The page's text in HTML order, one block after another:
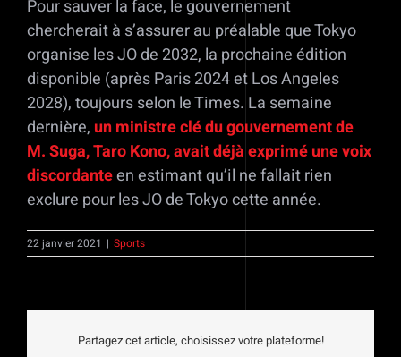
Pour sauver la face, le gouvernement
chercherait à s’assurer au préalable que Tokyo
organise les JO de 2032, la prochaine édition
disponible (après Paris 2024 et Los Angeles
2028), toujours selon le Times. La semaine
dernière, un ministre clé du gouvernement de
M. Suga, Taro Kono, avait déjà exprimé une voix
discordanteen estimant qu’il ne fallait rien
exclure pour les JO de Tokyo cette année.
22 janvier 2021 | Sports
Partagez cet article, choisissez votre plateforme!